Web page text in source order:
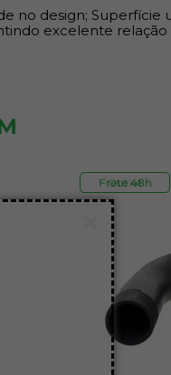
no design; Superfície
excelente
Outlet
Frete 48h